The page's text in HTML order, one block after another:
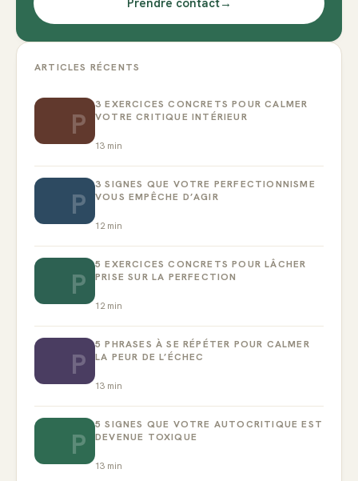
ARTICLES RÉCENTS
P
3 EXERCICES CONCRETS POUR CALMER
VOTRE CRITIQUE INTÉRIEUR
13 min
P
3 SIGNES QUE VOTRE PERFECTIONNISME
VOUS EMPÊCHE D’AGIR
12 min
P
5 EXERCICES CONCRETS POUR LÂCHER
PRISE SUR LA PERFECTION
12 min
P
5 PHRASES À SE RÉPÉTER POUR CALMER
LA PEUR DE L’ÉCHEC
13 min
P
5 SIGNES QUE VOTRE AUTOCRITIQUE EST
DEVENUE TOXIQUE
13 min